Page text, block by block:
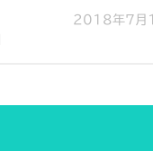
2018年7月